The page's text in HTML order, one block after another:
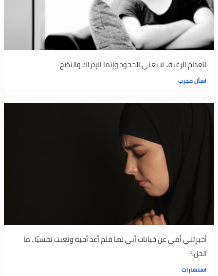
انعدام الرغبة.. لا يعني الجحود وإنما الإدراك والنضج
اسأل مجرب
أخبرتني أمي عن خيانات أبي لها فلم أعد أحبه وتعبت نفسيًا.. ما
الحل؟
استشارات